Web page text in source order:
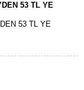
53 TL YE
53 TL YE